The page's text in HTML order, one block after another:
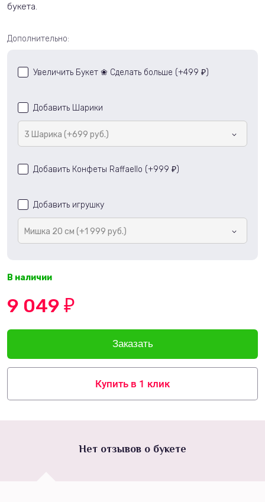
букета.
Дополнительно:
Увеличить Букет ❀ Сделать больше (+499 ₽ )
Добавить Шарики
3 Шарика (+699 руб.)
Добавить Конфеты Raffaello (+999 ₽ )
Добавить игрушку
Мишка 20 см (+1 999 руб.)
В наличии
9 049 ₽
Купить в 1 клик
Нет отзывов о букете